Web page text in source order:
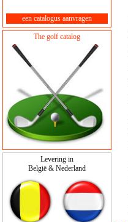
een catalogus aanvragen
The golf catalog
Levering in
België & Nederland